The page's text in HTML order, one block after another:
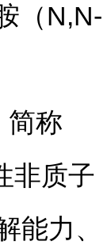
（N,N-
简称
非质子
能力、